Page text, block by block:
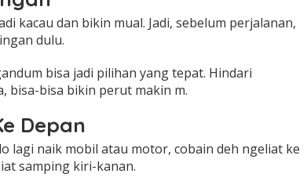
kacau dan bikin mual. Jadi, sebelum perjalanan,
dulu.
bisa jadi pilihan yang tepat. Hindari
bisa-bisa bikin perut makin m.
Depan
lagi naik mobil atau motor, cobain deh ngeliat ke
samping kiri-kanan.